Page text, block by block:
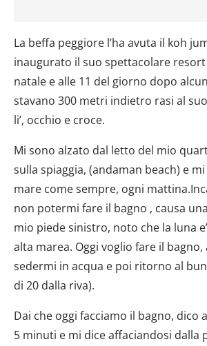
La beffa peggiore l’ha avuta il koh
inaugurato il suo spettacolare
natale e alle 11 del giorno dopo
stavano 300 metri indietro rasi al
li’, occhio e croce.
Mi sono alzato dal letto del mio
sulla spiaggia, (andaman beach) e
mare come sempre, ogni
non potermi fare il bagno , causa
mio piede sinistro, noto che la luna
alta marea. Oggi voglio fare il bagno,
sedermi in acqua e poi ritorno al
di 20 dalla riva).
Dai che oggi facciamo il bagno, dico
5 minuti e mi dice affaciandosi dalla